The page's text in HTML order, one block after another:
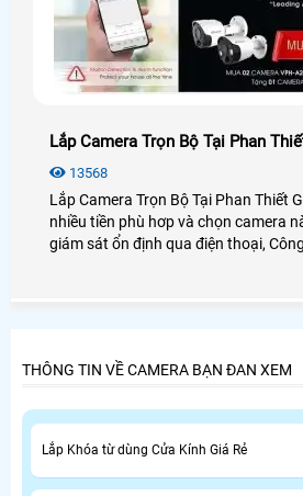
Lắp Camera Trọn Bộ Tại Phan
13568
Lắp Camera Trọn Bộ Tại Phan Thiết
nhiều tiền phù hơp và chọn camera
giám sát ổn định qua điện thoại,
THÔNG TIN VỀ CAMERA BẠN ĐAN XEM
Lắp Khóa từ dùng Cửa Kính Giá Rẻ